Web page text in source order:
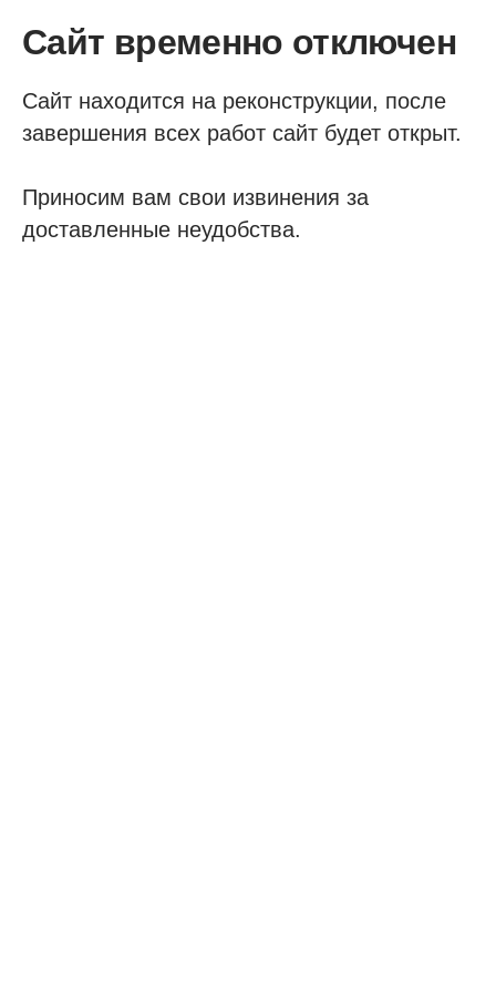
Сайт временно отключен
Сайт находится на реконструкции, после
завершения всех работ сайт будет открыт.
Приносим вам свои извинения за
доставленные неудобства.